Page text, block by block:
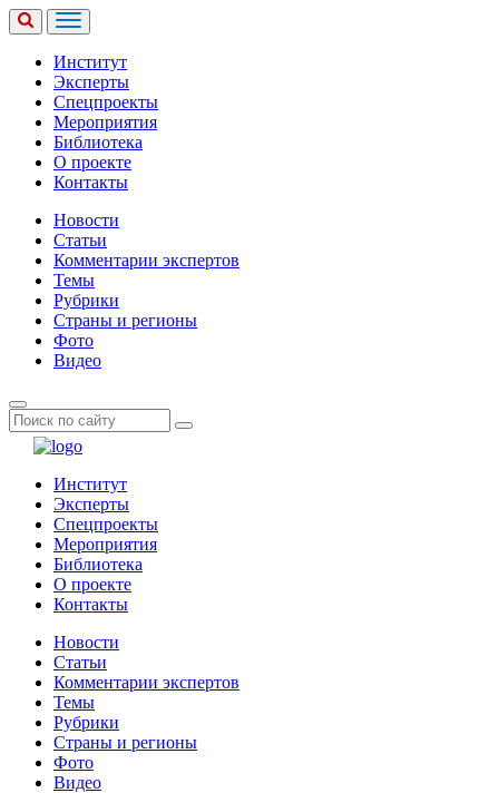
Институт
Эксперты
Спецпроекты
Мероприятия
Библиотека
О проекте
Контакты
Новости
Статьи
Комментарии экспертов
Темы
Рубрики
Страны и регионы
Фото
Видео
Институт
Эксперты
Спецпроекты
Мероприятия
Библиотека
О проекте
Контакты
Новости
Статьи
Комментарии экспертов
Темы
Рубрики
Страны и регионы
Фото
Видео